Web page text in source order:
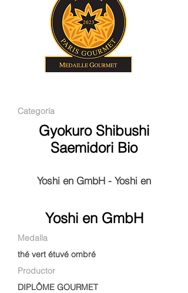
Categoría
Gyokuro Shibushi
Saemidori Bio
Yoshi en GmbH - Yoshi en
Yoshi en GmbH
Medalla
thé vert étuvé ombré
Productor
DIPLÔME GOURMET